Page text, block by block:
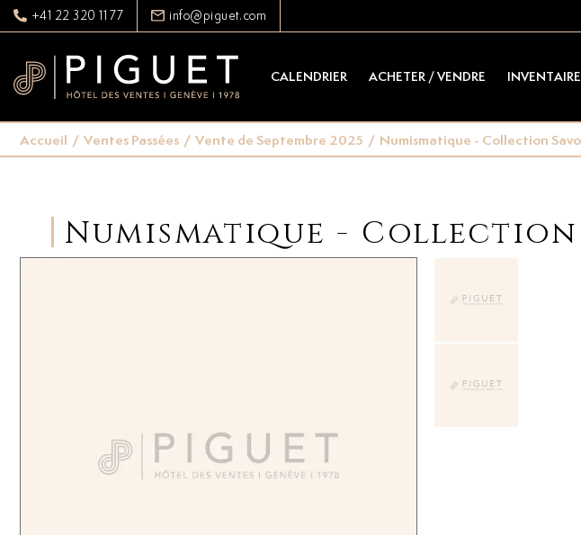
+41 22 320 11 77 info@piguet.com
CALENDRIER ACHETER / VENDRE
Accueil / Ventes Passées / Vente de Septembre 2025 / Numismatique - Collection
Numismatique - Collection